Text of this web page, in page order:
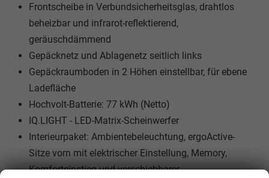
Frontscheibe in Verbundsicherheitsglas, drahtlos
beheizbar und infrarot-reflektierend,
geräuschdämmend
Gepäcknetz und Ablagenetz seitlich links
Gepäckraumboden in 2 Höhen einstellbar, für ebene
Ladefläche
Hochvolt-Batterie: 77 kWh (Netto)
IQ.LIGHT - LED-Matrix-Scheinwerfer
Interieurpaket: Ambientebeleuchtung, ergoActive-
Sitze vorn mit elektrischer Einstellung, Memory,
Komforteinstieg und verschiebbarer